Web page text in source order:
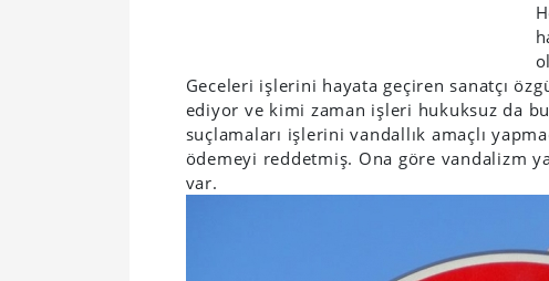
Geceleri işlerini hayata geçiren sanatçı
ediyor ve kimi zaman işleri hukuksuz da
suçlamaları işlerini vandallık amaçlı
ödemeyi reddetmiş. Ona göre vandalizm
var.